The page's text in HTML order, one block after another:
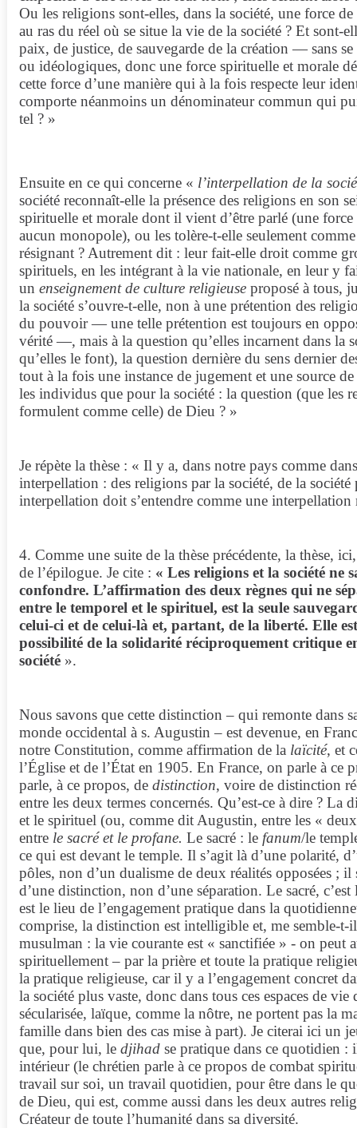
Ou les religions sont-elles, dans la société, une force
au ras du réel où se situe la vie de la société ? Et sont-
paix, de justice, de sauvegarde de la création — sans
ou idéologiques, donc une force spirituelle et morale
cette force d’une manière qui à la fois respecte leur
comporte néanmoins un dénominateur commun qui
tel ? »
Ensuite en ce qui concerne « l’interpellation de la
société reconnaît-elle la présence des religions en son
spirituelle et morale dont il vient d’être parlé (une
aucun monopole), ou les tolère-t-elle seulement
résignant ? Autrement dit : leur fait-elle droit comme
spirituels, en les intégrant à la vie nationale, en leur y
un enseignement de culture religieuse proposé à tous,
la société s’ouvre-t-elle, non à une prétention des
du pouvoir — une telle prétention est toujours en
vérité —, mais à la question qu’elles incarnent dans la
qu’elles le font), la question dernière du sens dernier
tout à la fois une instance de jugement et une source
les individus que pour la société : la question (que les
formulent comme celle) de Dieu ? »
Je répète la thèse : « Il y a, dans notre pays comme
interpellation : des religions par la société, de la
interpellation doit s’entendre comme une
4. Comme une suite de la thèse précédente, la thèse,
de l’épilogue. Je cite : « Les religions et la société ne
confondre. L’affirmation des deux règnes qui ne
entre le temporel et le spirituel, est la seule
celui-ci et de celui-là et, partant, de la liberté. Elle
possibilité de la solidarité réciproquement critique
société ».
Nous savons que cette distinction – qui remonte dans
monde occidental à s. Augustin – est devenue, en
notre Constitution, comme affirmation de la laïcité, et
l’Église et de l’État en 1905. En France, on parle à ce
parle, à ce propos, de distinction, voire de distinction
entre les deux termes concernés. Qu’est-ce à dire ? La
et le spirituel (ou, comme dit Augustin, entre les «
entre le sacré et le profane. Le sacré : le fanum/le
ce qui est devant le temple. Il s’agit là d’une polarité,
pôles, non d’un dualisme de deux réalités opposées ; il
d’une distinction, non d’une séparation. Le sacré,
est le lieu de l’engagement pratique dans la
comprise, la distinction est intelligible et, me semble-t-
musulman : la vie courante est « sanctifiée » - on peut
spirituellement – par la prière et toute la pratique
la pratique religieuse, car il y a l’engagement concret
la société plus vaste, donc dans tous ces espaces de vie
sécularisée, laïque, comme la nôtre, ne portent pas la
famille dans bien des cas mise à part). Je citerai ici un
que, pour lui, le djihad se pratique dans ce quotidien :
intérieur (le chrétien parle à ce propos de combat
travail sur soi, un travail quotidien, pour être dans le
de Dieu, qui est, comme aussi dans les deux autres
Créateur de toute l’humanité dans sa diversité.